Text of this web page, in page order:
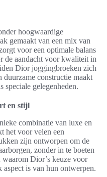
hoogwaardige
gemaakt van een mix van
voor een optimale balans
de aandacht voor kwaliteit in
Dior joggingbroeken zich
constructie maakt
speciale gelegenheden.
en stijl
combinatie van luxe en
het voor velen een
zijn ontworpen om de
zonder in te boeten
Dior’s keuze voor
aspect is van hun ontwerpen.